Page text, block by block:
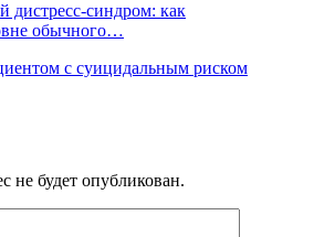
дистресс-синдром: как
обычного…
с суицидальным риском
не будет опубликован.